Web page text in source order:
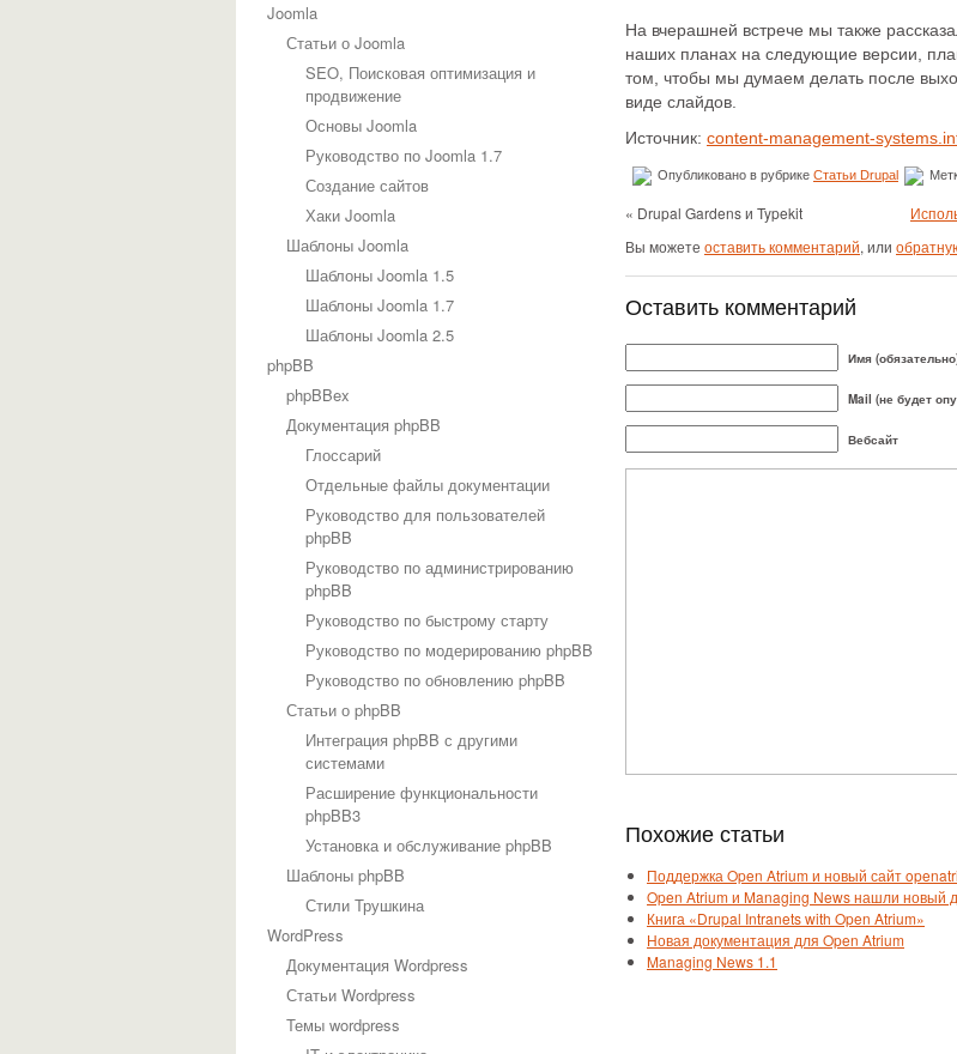
Joomla
Статьи о Joomla
SEO, Поисковая оптимизация и
продвижение
Основы Joomla
Руководство по Joomla 1.7
Создание сайтов
Хаки Joomla
Шаблоны Joomla
Шаблоны Joomla 1.5
Шаблоны Joomla 1.7
Шаблоны Joomla 2.5
phpBB
phpBBex
Документация phpBB
Глоссарий
Отдельные файлы документации
Руководство для пользователей
phpBB
Руководство по администрированию
phpBB
Руководство по быстрому старту
Руководство по модерированию phpBB
Руководство по обновлению phpBB
Статьи о phpBB
Интеграция phpBB с другими
системами
Расширение функциональности
phpBB3
Установка и обслуживание phpBB
Шаблоны phpBB
Стили Трушкина
WordPress
Документация Wordpress
Статьи Wordpress
Темы wordpress
На вчерашней встрече мы также
наших планах на следующие версии,
том, чтобы мы думаем делать после
виде слайдов.
Источник: content-management-
Опубликовано в рубрике Статьи Drupal
« Drupal Gardens и Typekit
Вы можете оставить комментарий, или
Оставить комментарий
Имя
Mail (не будет
Вебсайт
Похожие статьи
Поддержка Open Atrium и новый сайт
Open Atrium и Managing News нашли новый
Книга «Drupal Intranets with Open Atrium»
Новая документация для Open Atrium
Managing News 1.1